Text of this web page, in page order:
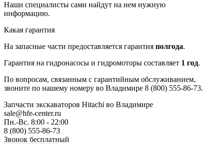
Наши специалисты сами найдут на нем нужную
информацию.
Какая гарантия
На запасные части предоставляется гарантия полгода.
Гарантия на гидронасосы и гидромоторы составляет 1 год.
По вопросам, связанным с гарантийным обслуживанием,
звоните по нашему номеру во Владимире 8 (800) 555-86-73.
Запчасти экскаваторов Hitachi во Владимире
sale@hfe-center.ru
Пн.-Вс. 8:00 - 22:00
8 (800) 555-86-73
Звонок бесплатный